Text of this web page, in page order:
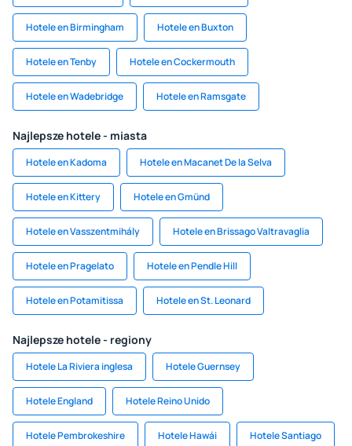
Hotele en Birmingham Hotele en Buxton
Hotele en Tenby Hotele en Cockermouth
Hotele en Wadebridge Hotele en Ramsgate
Najlepsze hotele - miasta
Hotele en Kadoma Hotele en Macanet De la Selva
Hotele en Kittery Hotele en Gmünd
Hotele en Vasszentmihály Hotele en Brissago Valtravaglia
Hotele en Pragelato Hotele en Pendle Hill
Hotele en Potamitissa Hotele en St. Leonard
Najlepsze hotele - regiony
Hotele La Riviera inglesa Hotele Guernsey
Hotele England Hotele Reino Unido
Hotele Pembrokeshire Hotele Hawái Hotele Santiago